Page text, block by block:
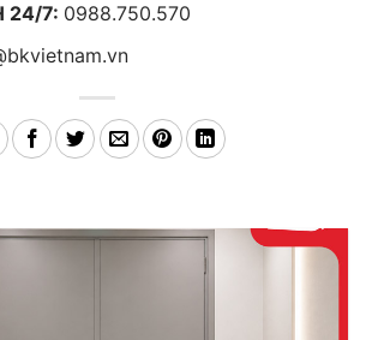
24/7: 0988.750.570